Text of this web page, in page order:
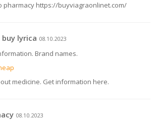
pharmacy https://buyviagraonlinet.com/
lyrica 08.10.2023
Brand names.
medicine. Get information here.
08.10.2023